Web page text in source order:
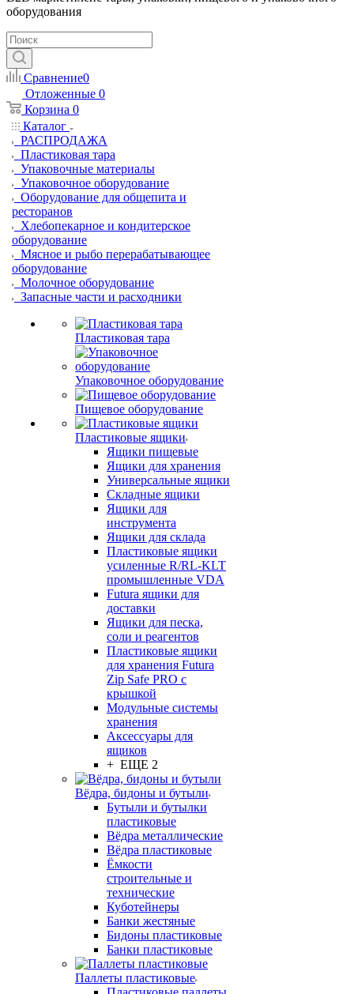
оборудования
Сравнение0
Отложенные 0
Корзина 0
Каталог
РАСПРОДАЖА
Пластиковая тара
Упаковочные материалы
Упаковочное оборудование
Оборудование для общепита и
ресторанов
Хлебопекарное и кондитерское
оборудование
Мясное и рыбо перерабатывающее
оборудование
Молочное оборудование
Запасные части и расходники
Пластиковая тара
Упаковочное оборудование
Пищевое оборудование
Пластиковые ящики
Ящики пищевые
Ящики для хранения
Универсальные ящики
Складные ящики
Ящики для
инструмента
Ящики для склада
Пластиковые ящики
усиленные R/RL-KLT
промышленные VDA
Futura ящики для
доставки
Ящики для песка,
соли и реагентов
Пластиковые ящики
для хранения Futura
Zip Safe PRO с
крышкой
Модульные системы
хранения
Аксессуары для
ящиков
+ ЕЩЕ 2
Вёдра, бидоны и бутыли
Бутыли и бутылки
пластиковые
Вёдра металлические
Вёдра пластиковые
Ёмкости
строительные и
технические
Куботейнеры
Банки жестяные
Бидоны пластиковые
Банки пластиковые
Паллеты пластиковые